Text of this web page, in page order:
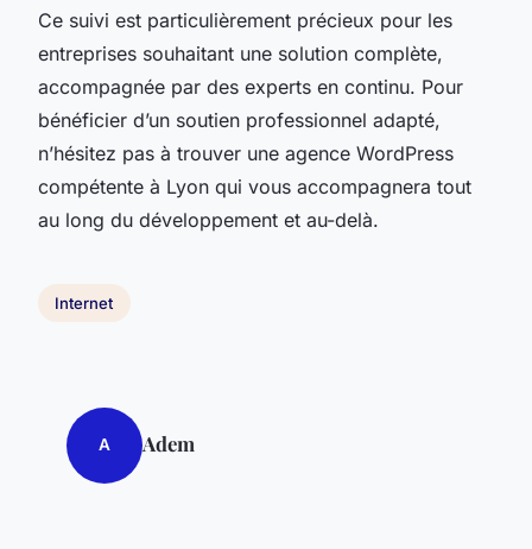
Ce suivi est particulièrement précieux pour les
entreprises souhaitant une solution complète,
accompagnée par des experts en continu. Pour
bénéficier d’un soutien professionnel adapté,
n’hésitez pas à trouver une agence WordPress
compétente à Lyon qui vous accompagnera tout
au long du développement et au-delà.
Internet
A Adem